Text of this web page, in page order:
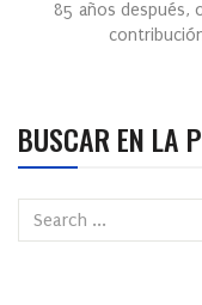
85 años después,
BUSCAR EN LA